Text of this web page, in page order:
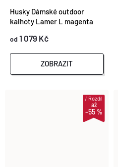
Husky Dámské outdoor
kalhoty Lamer L magenta
od 1 079 Kč
ZOBRAZIT
až
–55 %
iRozdíl